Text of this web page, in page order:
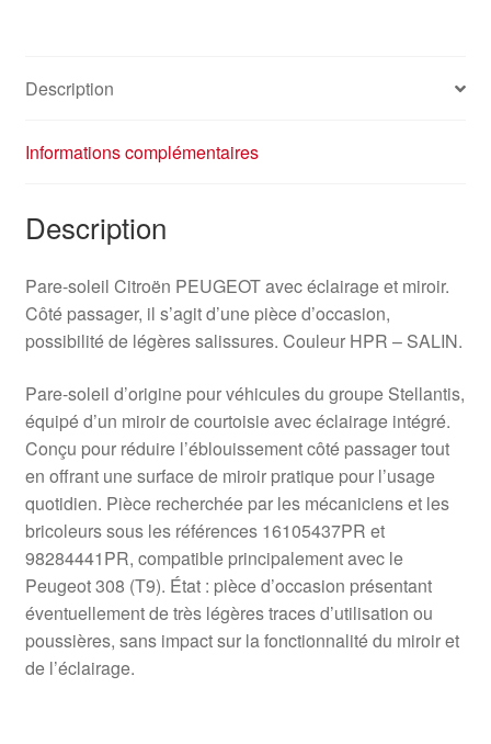
Description
Informations complémentaires
Description
Pare-soleil Citroën PEUGEOT avec éclairage et miroir.
Côté passager, il s’agit d’une pièce d’occasion,
possibilité de légères salissures. Couleur HPR – SALIN.
Pare-soleil d’origine pour véhicules du groupe Stellantis,
équipé d’un miroir de courtoisie avec éclairage intégré.
Conçu pour réduire l’éblouissement côté passager tout
en offrant une surface de miroir pratique pour l’usage
quotidien. Pièce recherchée par les mécaniciens et les
bricoleurs sous les références 16105437PR et
98284441PR, compatible principalement avec le
Peugeot 308 (T9). État : pièce d’occasion présentant
éventuellement de très légères traces d’utilisation ou
poussières, sans impact sur la fonctionnalité du miroir et
de l’éclairage.